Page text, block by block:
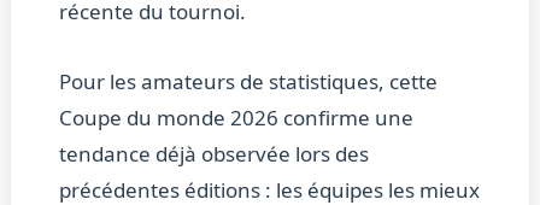
récente du tournoi.
Pour les amateurs de statistiques, cette
Coupe du monde 2026 confirme une
tendance déjà observée lors des
précédentes éditions : les équipes les mieux